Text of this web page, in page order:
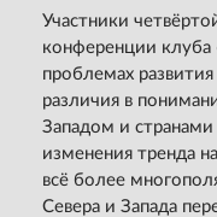
Участники
конференции клуба
проблемах
различия в
Западом и странами
изменения тренда
всё более
Севера и Запада